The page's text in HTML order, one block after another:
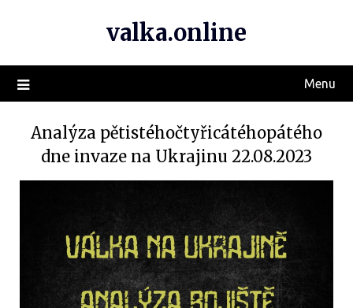
valka.online
Menu
Analýza pětistéhočtyřicátéhopátého
dne invaze na Ukrajinu 22.08.2023